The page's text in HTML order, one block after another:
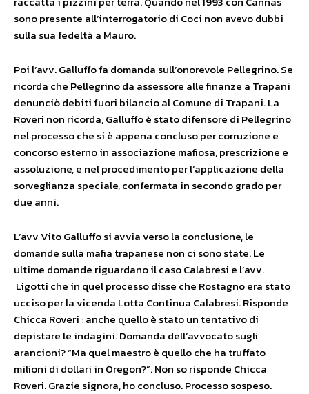
sono presente all’interrogatorio di Coci non avevo dubbi
sulla sua fedeltà a Mauro.
Poi l’avv. Galluffo fa domanda sull’onorevole Pellegrino. Se
ricorda che Pellegrino da assessore alle finanze a Trapani
denunciò debiti fuori bilancio al Comune di Trapani. La
Roveri non ricorda, Galluffo è stato difensore di Pellegrino
nel processo che si è appena concluso per corruzione e
concorso esterno in associazione mafiosa, prescrizione e
assoluzione, e nel procedimento per l’applicazione della
sorveglianza speciale, confermata in secondo grado per
due anni.
L’avv Vito Galluffo si avvia verso la conclusione, le
domande sulla mafia trapanese non ci sono state. Le
ultime domande riguardano il caso Calabresi e l’avv.
Ligotti che in quel processo disse che Rostagno era stato
ucciso per la vicenda Lotta Continua Calabresi. Risponde
Chicca Roveri : anche quello è stato un tentativo di
depistare le indagini. Domanda dell’avvocato sugli
arancioni? “Ma quel maestro è quello che ha truffato
milioni di dollari in Oregon?”. Non so risponde Chicca
Roveri. Grazie signora, ho concluso. Processo sospeso.